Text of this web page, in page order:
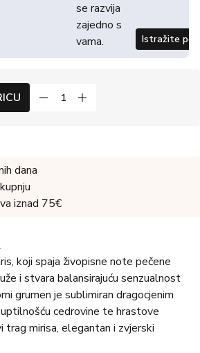
se razvija
zajedno s
vama.
Istražite
dana
iznad 75€
koji spaja živopisne note pečene
i stvara balansirajuću senzualnost
grumen je sublimiran dragocjenim
cedrovine te hrastove
trag mirisa, elegantan i zvjerski